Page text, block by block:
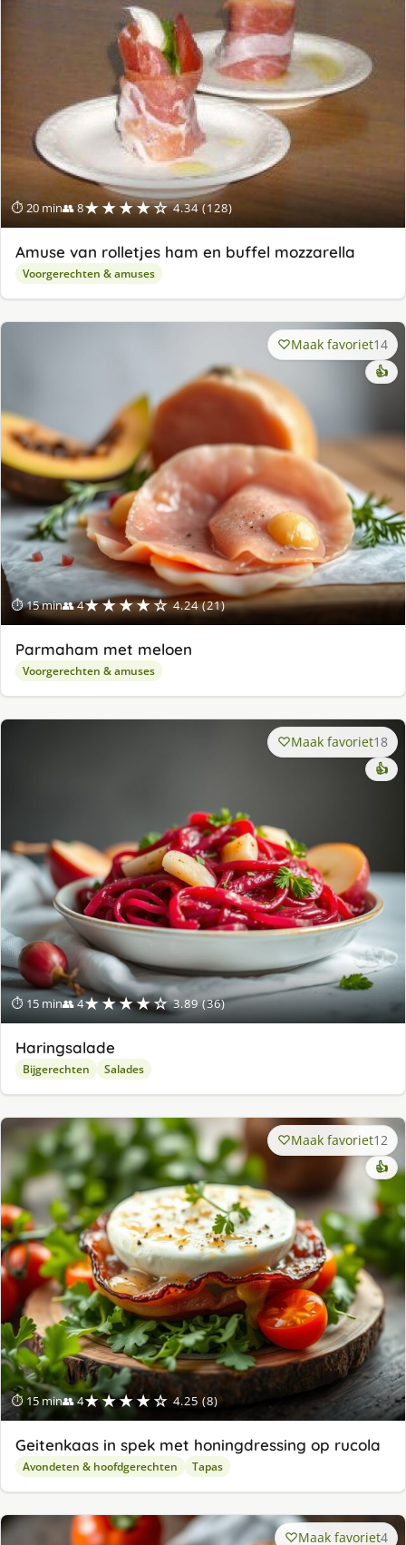
⏱ 20 min👥 8★★★★☆ 4.34 (128)
Amuse van rolletjes ham en buffel mozzarella
Voorgerechten & amuses
⏱ 15 min👥 4★★★★☆ 4.24 (21)
Maak favoriet14
👍
Parmaham met meloen
Voorgerechten & amuses
⏱ 15 min👥 4★★★★☆ 3.89 (36)
Maak favoriet18
👍
Haringsalade
Bijgerechten Salades
⏱ 15 min👥 4★★★★☆ 4.25 (8)
Maak favoriet12
👍
Geitenkaas in spek met honingdressing op rucola
Avondeten & hoofdgerechten Tapas
Maak favoriet4